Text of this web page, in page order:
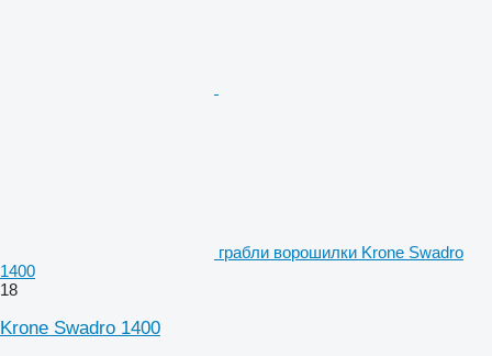
грабли ворошилки Krone Swadro
1400
18
Krone Swadro 1400